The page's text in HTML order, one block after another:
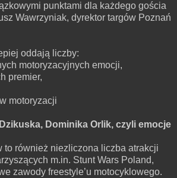
punktami dla każdego gościa
Wawrzyniak, dyrektor targów Poznań
oddają liczby:
motoryzacyjnych emocji,
premier,
motoryzacji
Dominika Orlik, czyli emocje
to również niezliczona liczba atrakcji
m.in. Stunt Wars Poland,
zawody freestyle’u motocyklowego.